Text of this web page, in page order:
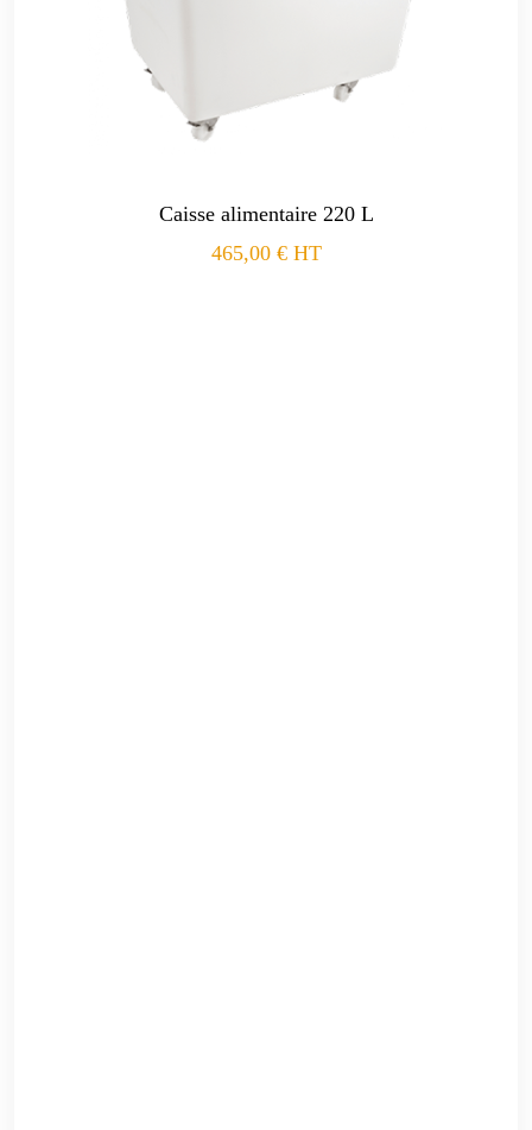
Caisse alimentaire 220 L
465,00 € HT